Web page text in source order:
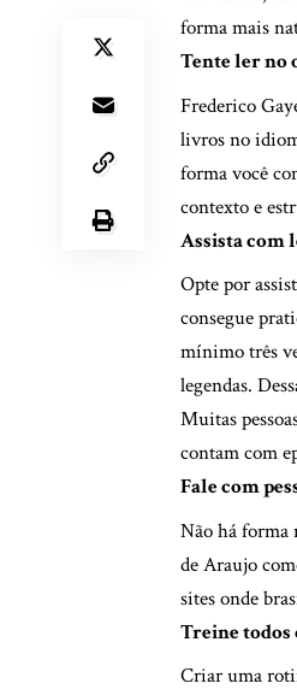
forma mais
Tente ler no
Frederico
livros no
forma você
contexto e
Assista com
Opte por
consegue
mínimo três
legendas.
Muitas
contam com
Fale com
Não há forma
de Araujo
sites onde
Treine todos
Criar uma